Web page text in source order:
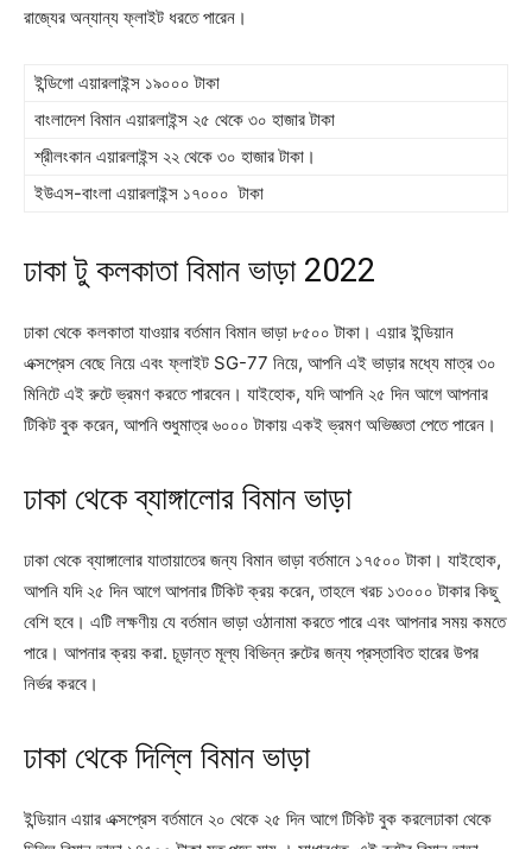
রাজ্যের অন্যান্য ফ্লাইট ধরতে পারেন।
ইন্ডিগো এয়ারলাইন্স ১৯০০০ টাকা
বাংলাদেশ বিমান এয়ারলাইন্স ২৫ থেকে ৩০ হাজার টাকা
শ্রীলংকান এয়ারলাইন্স ২২ থেকে ৩০ হাজার টাকা।
ইউএস-বাংলা এয়ারলাইন্স ১৭০০০ টাকা
ঢাকা টু কলকাতা বিমান ভাড়া 2022
ঢাকা থেকে কলকাতা যাওয়ার বর্তমান বিমান ভাড়া ৮৫০০ টাকা। এয়ার ইন্ডিয়ান
এক্সপ্রেস বেছে নিয়ে এবং ফ্লাইট SG-77 নিয়ে, আপনি এই ভাড়ার মধ্যে মাত্র ৩০
মিনিটে এই রুটে ভ্রমণ করতে পারবেন। যাইহোক, যদি আপনি ২৫ দিন আগে আপনার
টিকিট বুক করেন, আপনি শুধুমাত্র ৬০০০ টাকায় একই ভ্রমণ অভিজ্ঞতা পেতে পারেন।
ঢাকা থেকে ব্যাঙ্গালোর বিমান ভাড়া
ঢাকা থেকে ব্যাঙ্গালোর যাতায়াতের জন্য বিমান ভাড়া বর্তমানে ১৭৫০০ টাকা। যাইহোক,
আপনি যদি ২৫ দিন আগে আপনার টিকিট ক্রয় করেন, তাহলে খরচ ১৩০০০ টাকার কিছু
বেশি হবে। এটি লক্ষণীয় যে বর্তমান ভাড়া ওঠানামা করতে পারে এবং আপনার সময় কমতে
পারে। আপনার ক্রয় করা. চূড়ান্ত মূল্য বিভিন্ন রুটের জন্য প্রস্তাবিত হারের উপর
নির্ভর করবে।
ঢাকা থেকে দিল্লি বিমান ভাড়া
ইন্ডিয়ান এয়ার এক্সপ্রেস বর্তমানে ২০ থেকে ২৫ দিন আগে টিকিট বুক করলেঢাকা থেকে